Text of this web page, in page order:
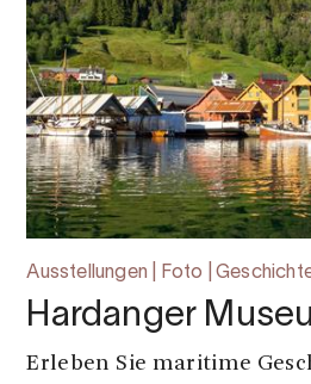
Ausstellungen | Foto |
Hardanger
Erleben Sie maritime